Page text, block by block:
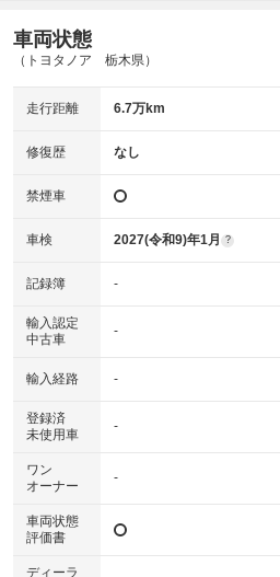
車両状態
（トヨタノア 栃木県）
走行距離 6.7万km
修復歴 なし
禁煙車
車検 2027(令和9)年1月 ?
記録簿 -
輸入認定
中古車
-
輸入経路 -
登録済
未使用車
-
ワン
オーナー
-
車両状態
評価書
ディーラ